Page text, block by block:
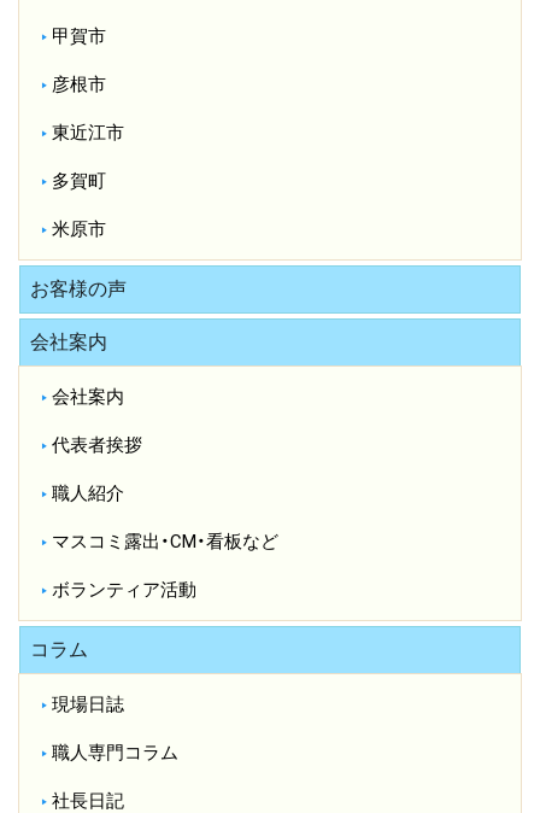
甲賀市
彦根市
東近江市
多賀町
米原市
お客様の声
会社案内
会社案内
代表者挨拶
職人紹介
マスコミ露出・CM・看板など
ボランティア活動
コラム
現場日誌
職人専門コラム
社長日記